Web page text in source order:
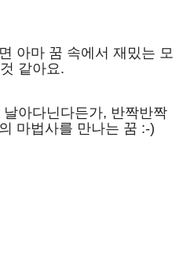
아마 꿈 속에서 재밌는 모
같아요.
아다닌다든가, 반짝반짝
마법사를 만나는 꿈 :-)